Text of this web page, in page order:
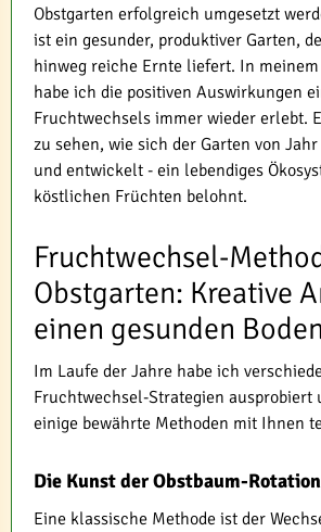
Obstgarten erfolgreich umgesetzt
ist ein gesunder, produktiver Garten,
hinweg reiche Ernte liefert. In
habe ich die positiven Auswirkungen
Fruchtwechsels immer wieder erlebt.
zu sehen, wie sich der Garten von
und entwickelt - ein lebendiges
köstlichen Früchten belohnt.
Fruchtwechsel-
Obstgarten: Kreative
einen gesunden
Im Laufe der Jahre habe ich
Fruchtwechsel-Strategien ausprobiert
einige bewährte Methoden mit Ihnen
Die Kunst der Obstbaum-Rotation
Eine klassische Methode ist der